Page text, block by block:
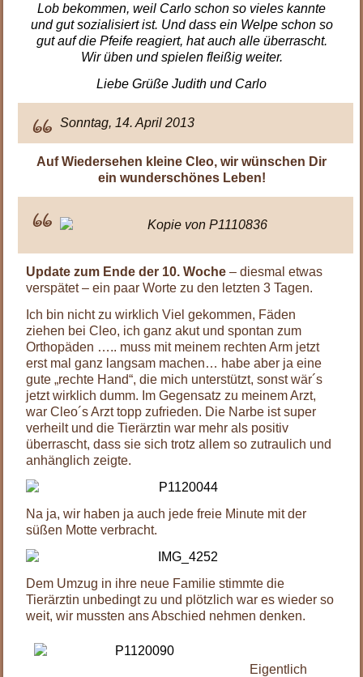
Lob bekommen, weil Carlo schon so vieles kannte
und gut sozialisiert ist. Und dass ein Welpe schon so
gut auf die Pfeife reagiert, hat auch alle überrascht.
Wir üben und spielen fleißig weiter.
Liebe Grüße Judith und Carlo
Sonntag, 14. April 2013
Auf Wiedersehen kleine Cleo, wir wünschen Dir
ein wunderschönes Leben!
Update zum Ende der 10. Woche – diesmal etwas
verspätet – ein paar Worte zu den letzten 3 Tagen.
Ich bin nicht zu wirklich Viel gekommen, Fäden
ziehen bei Cleo, ich ganz akut und spontan zum
Orthopäden ….. muss mit meinem rechten Arm jetzt
erst mal ganz langsam machen… habe aber ja eine
gute „rechte Hand“, die mich unterstützt, sonst wär´s
jetzt wirklich dumm. Im Gegensatz zu meinem Arzt,
war Cleo´s Arzt topp zufrieden. Die Narbe ist super
verheilt und die Tierärztin war mehr als positiv
überrascht, dass sie sich trotz allem so zutraulich und
anhänglich zeigte.
Na ja, wir haben ja auch jede freie Minute mit der
süßen Motte verbracht.
Dem Umzug in ihre neue Familie stimmte die
Tierärztin unbedingt zu und plötzlich war es wieder so
weit, wir mussten ans Abschied nehmen denken.
Eigentlich